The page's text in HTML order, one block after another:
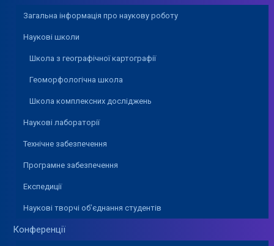
Загальна інформація про наукову роботу
Наукові школи
Школа з географічної картографії
Геоморфологічна школа
Школа комплексних досліджень
Наукові лабораторії
Технічне забезпечення
Програмне забезпечення
Експедиції
Наукові творчі об’єднання студентів
Конференції